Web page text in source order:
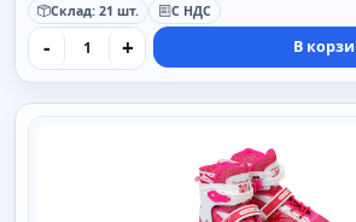
Склад: 21 шт.
С НДС
- + В
SAIMAA